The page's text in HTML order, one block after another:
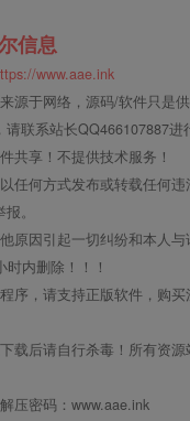
信息
www.aae.ink
源于网络，源码/软件只是
联系站长QQ466107887进
共享！不提供技术服务！
任何方式发布或转载任何
。
原因引起一切纠纷和本人与
内删除！！！
序，请支持正版软件，购
载后请自行杀毒！所有资
压密码：www.aae.ink